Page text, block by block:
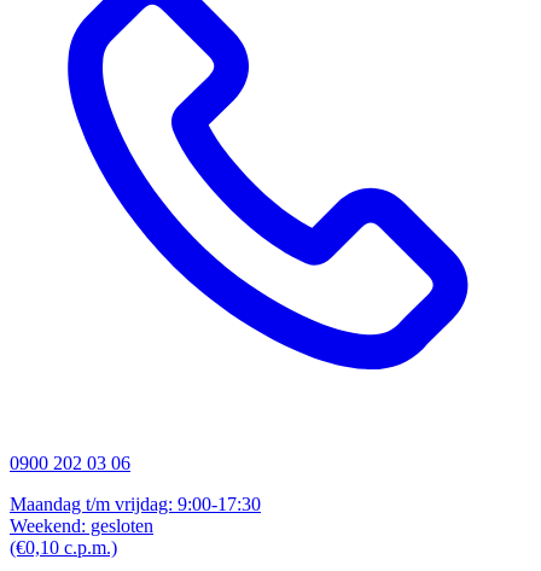
0900 202 03 06
Maandag t/m vrijdag: 9:00-17:30
Weekend: gesloten
(€0,10 c.p.m.)